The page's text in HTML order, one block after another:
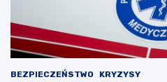
BEZPIECZEŃSTWO KRYZYSY